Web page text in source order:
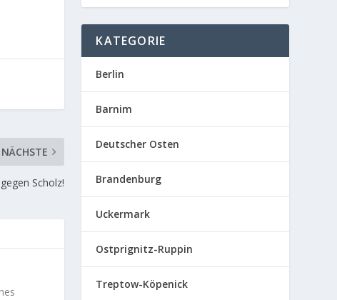
NÄCHSTE
Scholz!
KATEGORIE
Berlin
Barnim
Deutscher Osten
Brandenburg
Uckermark
Ostprignitz-Ruppin
Treptow-Köpenick